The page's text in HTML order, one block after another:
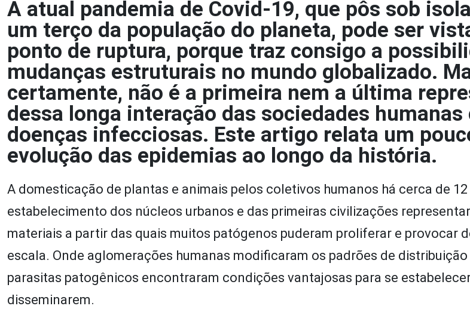
A atual pandemia de Covid-19, que pôs sob
um terço da população do planeta, pode ser
ponto de ruptura, porque traz consigo a
mudanças estruturais no mundo globalizado.
certamente, não é a primeira nem a última
dessa longa interação das sociedades humanas
doenças infecciosas. Este artigo relata um
evolução das epidemias ao longo da história.
A domesticação de plantas e animais pelos coletivos humanos há cerca de
estabelecimento dos núcleos urbanos e das primeiras civilizações
materiais a partir das quais muitos patógenos puderam proliferar e provocar
escala. Onde aglomerações humanas modificaram os padrões de
parasitas patogênicos encontraram condições vantajosas para se
disseminarem.